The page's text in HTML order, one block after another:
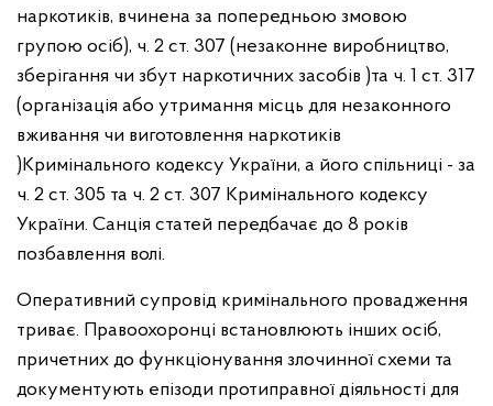
наркотиків, вчинена за попередньою змовою
групою осіб), ч. 2 ст. 307 (незаконне виробництво,
зберігання чи збут наркотичних засобів )та ч. 1 ст. 317
(організація або утримання місць для незаконного
вживання чи виготовлення наркотиків
)Кримінального кодексу України, а його спільниці - за
ч. 2 ст. 305 та ч. 2 ст. 307 Кримінального кодексу
України. Санція статей передбачає до 8 років
позбавлення волі.
Оперативний супровід кримінального провадження
триває. Правоохоронці встановлюють інших осіб,
причетних до функціонування злочинної схеми та
документують епізоди протиправної діяльності для